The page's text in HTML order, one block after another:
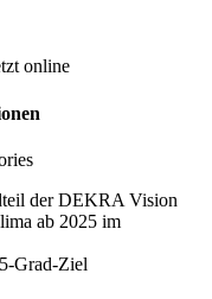
online
der DEKRA Vision
ab 2025 im
Grad-Ziel